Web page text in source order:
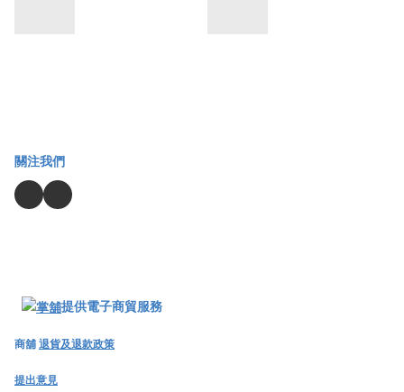
關注我們
提供電子商貿服務
商舖退貨及退款政策
提出意見